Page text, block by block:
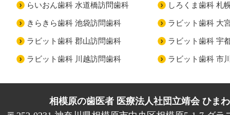
らいおん歯科 水道橋訪問歯科 しろくま歯科 札
きらきら歯科 池袋訪問歯科 ラビット歯科 大
ラビット歯科 郡山訪問歯科 ラビット歯科 宇
ラビット歯科 川越訪問歯科 ラビット歯科 市
相模原の歯医者 医療法人社団立靖会 ひま